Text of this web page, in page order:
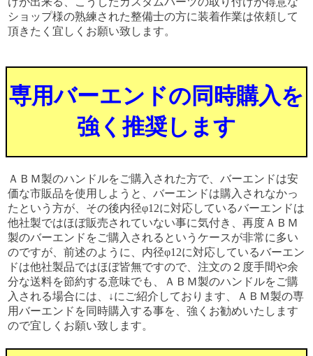
ショップ様の熟練された整備士の方に装着作業は依頼して
頂きたく宜しくお願い致します。
専用バーエンドの同時購入を
強く推奨します
ＡＢＭ製のハンドルをご購入された方で、バーエンドは安
価な市販品を使用しようと、バーエンドは購入されなかっ
たという方が、その後内径φ12に対応しているバーエンドは
他社製ではほぼ販売されていない事に気付き、再度ＡＢＭ
製のバーエンドをご購入されるというケースが非常に多い
のですが、前述のように、内径φ12に対応しているバーエン
ドは他社製品ではほぼ皆無ですので、注文の２度手間や余
分な送料を節約する意味でも、ＡＢＭ製のハンドルをご購
入される場合には、↓にご紹介しております、ＡＢＭ製の専
用バーエンドを同時購入する事を、強くお勧めいたします
ので宜しくお願い致します。